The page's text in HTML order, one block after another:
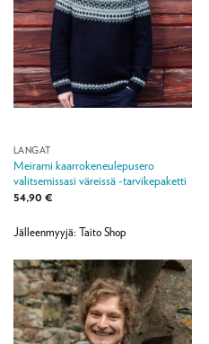
LANGAT
Meirami kaarrokeneulepusero
valitsemissasi väreissä -tarvikepaketti
54,90 €
Jälleenmyyjä: Taito Shop